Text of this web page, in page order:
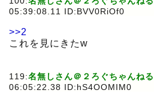
05:39:08.11 ID:BVV0RiOf0
>>2
これを見にきたw
119:名無しさん＠２ろぐちゃんねる
06:05:22.38 ID:hS4OOMIM0